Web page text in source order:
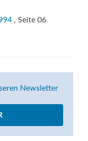
, Seite 06
Newsletter